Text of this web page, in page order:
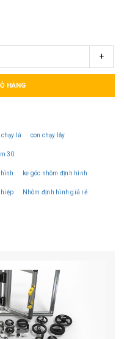
+
HÀNG
chạy lá con chạy lẫy
30
ke góc nhôm định hình
Nhôm định hình giá rẻ